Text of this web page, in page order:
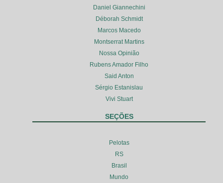
Daniel Giannechini
Déborah Schmidt
Marcos Macedo
Montserrat Martins
Nossa Opinião
Rubens Amador Filho
Said Anton
Sérgio Estanislau
Vivi Stuart
SEÇÕES
Pelotas
RS
Brasil
Mundo